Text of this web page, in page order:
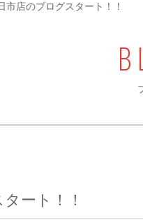
市店のブログスタート！！
ート！！